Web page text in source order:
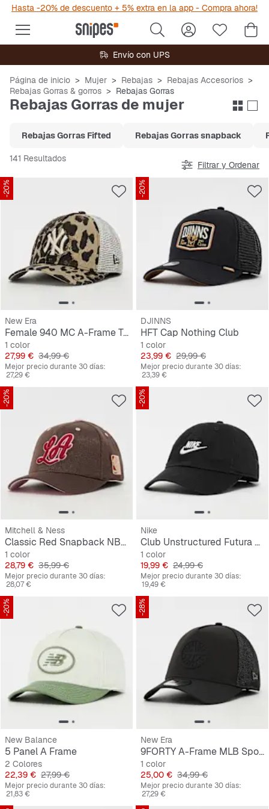
Hasta -20% de descuento + 5% extra en la app - Compra ahora!
Envío con UPS
Página de inicio Mujer Rebajas
Rebajas Accesorios
Rebajas Gorras & gorros
Rebajas Gorras
Rebajas Gorras de mujer
Rebajas Gorras Fifted Rebajas Gorras snapback
141 Resultados
Filtrar y Ordenar
-20%
New Era
Female 940 MC A-Frame Trucker Leopard New York Yankees
1 color
Precio
27,99 € Precio original
34,99 €
Mejor precio durante 30 días:
27,29 €
-20%
DJINNS
HFT Cap Nothing Club
1 color
Precio
23,99 € Precio original
29,99 €
Mejor precio durante 30 días:
23,39 €
-20%
Mitchell & Ness
Classic Red Snapback NBA LA Lakers
1 color
Precio
28,79 € Precio original
35,99 €
Mejor precio durante 30 días:
28,07 €
-20%
Nike
Club Unstructured Futura Wash Cap
1 color
Precio
19,99 € Precio original
24,99 €
Mejor precio durante 30 días:
19,49 €
-20%
New Balance
5 Panel A Frame
2 Colores
Precio
22,39 € Precio original
27,99 €
Mejor precio durante 30 días:
21,83 €
-28%
New Era
9FORTY A-Frame MLB Sport Trucker Seattle Mariners
1 color
Precio
25,00 € Precio original
34,99 €
Mejor precio durante 30 días:
27,29 €